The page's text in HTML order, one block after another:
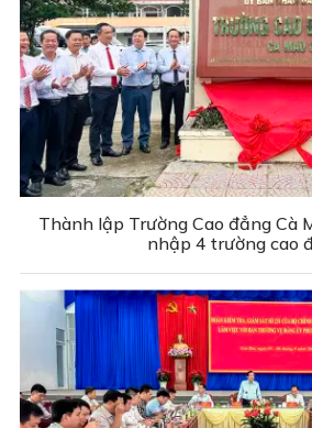
Thành lập Trường Cao đẳng Cà
nhập 4 trường cao